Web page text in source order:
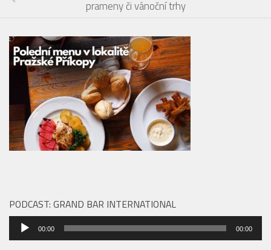
prameny či vánoční trhy
PODCAST: GRAND BAR INTERNATIONAL
Audio
přehrávač
00:00 00:00